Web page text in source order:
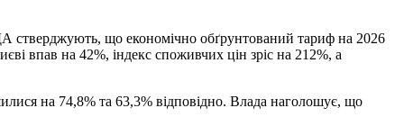
що економічно обґрунтований тариф на 2026
впав на 42%, індекс споживчих цін зріс на 212%, а
на 74,8% та 63,3% відповідно. Влада наголошує, що